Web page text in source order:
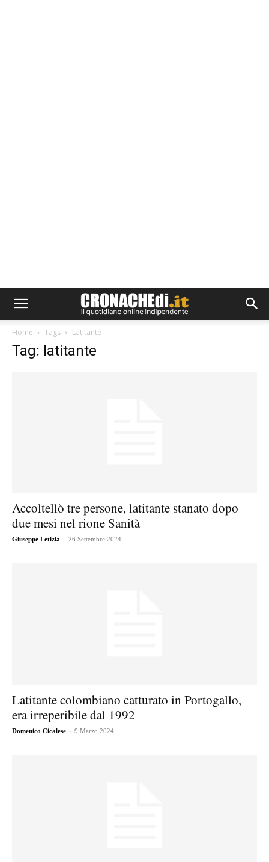
Home Tags Latitante
Tag: latitante
Accoltellò tre persone, latitante stanato dopo
due mesi nel rione Sanità
Giuseppe Letizia - 26 Settembre 2024
Latitante colombiano catturato in Portogallo,
era irreperibile dal 1992
Domenico Cicalese - 9 Marzo 2024